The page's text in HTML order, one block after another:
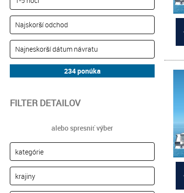
FILTER DETAILOV
alebo spresniť výber